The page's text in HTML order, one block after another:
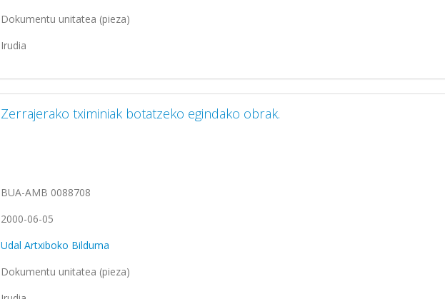
Dokumentu unitatea (pieza)
Irudia
Zerrajerako tximiniak botatzeko egindako obrak.
BUA-AMB 0088708
2000-06-05
Udal Artxiboko Bilduma
Dokumentu unitatea (pieza)